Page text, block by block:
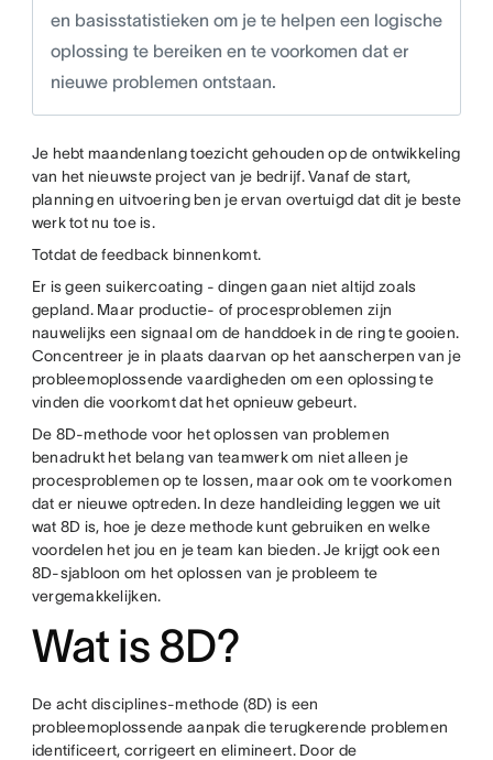
en basisstatistieken om je te helpen een logische
oplossing te bereiken en te voorkomen dat er
nieuwe problemen ontstaan.
Je hebt maandenlang toezicht gehouden op de ontwikkeling
van het nieuwste project van je bedrijf. Vanaf de start,
planning en uitvoering ben je ervan overtuigd dat dit je beste
werk tot nu toe is.
Totdat de feedback binnenkomt.
Er is geen suikercoating - dingen gaan niet altijd zoals
gepland. Maar productie- of procesproblemen zijn
nauwelijks een signaal om de handdoek in de ring te gooien.
Concentreer je in plaats daarvan op het aanscherpen van je
probleemoplossende vaardigheden om een oplossing te
vinden die voorkomt dat het opnieuw gebeurt.
De 8D-methode voor het oplossen van problemen
benadrukt het belang van teamwerk om niet alleen je
procesproblemen op te lossen, maar ook om te voorkomen
dat er nieuwe optreden. In deze handleiding leggen we uit
wat 8D is, hoe je deze methode kunt gebruiken en welke
voordelen het jou en je team kan bieden. Je krijgt ook een
8D-sjabloon om het oplossen van je probleem te
vergemakkelijken.
Wat is 8D?
De acht disciplines-methode (8D) is een
probleemoplossende aanpak die terugkerende problemen
identificeert, corrigeert en elimineert. Door de